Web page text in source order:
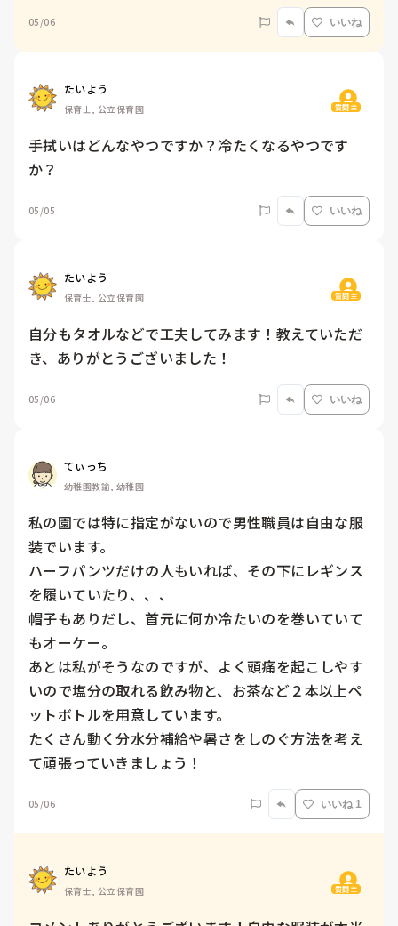
05/06 いいね
たいよう
保育士, 公立保育園 質問主
手拭いはどんなやつですか？冷たくなるやつです
か？
05/05 いいね
たいよう
保育士, 公立保育園 質問主
自分もタオルなどで工夫してみます！教えていただ
き、ありがとうございました！
05/06 いいね
てぃっち
幼稚園教諭, 幼稚園
私の園では特に指定がないので男性職員は自由な服
装でいます。
ハーフパンツだけの人もいれば、その下にレギンス
を履いていたり、、、
帽子もありだし、首元に何か冷たいのを巻いていて
もオーケー。
あとは私がそうなのですが、よく頭痛を起こしやす
いので塩分の取れる飲み物と、お茶など２本以上ペ
ットボトルを用意しています。
たくさん動く分水分補給や暑さをしのぐ方法を考え
て頑張っていきましょう！
05/06 いいね 1
たいよう
保育士, 公立保育園 質問主